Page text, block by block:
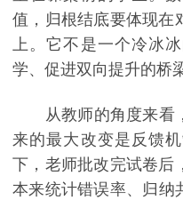
值，归根结底要体现在
上。它不是一个冷冰
学、促进双向提升的桥
从教师的角度来看
来的最大改变是反馈
下，老师批改完试卷后
本来统计错误率、归